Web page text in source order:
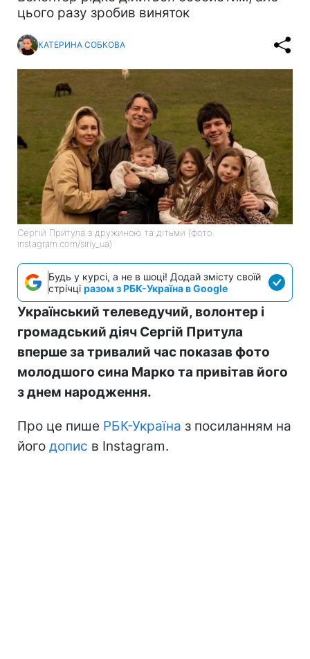
цього разу зробив виняток
КАТЕРИНА СОБКОВА
Сергій Притула з дружиною та дітьми (фото:
instagram.com/siriy_ua)
Будь у курсі, а не в шоці! Додай змісту своїй
стрічці разом з РБК-Україна в Google
Український телеведучий, волонтер і
громадський діяч Сергій Притула
вперше за тривалий час показав фото
молодшого сина Марко та привітав його
з днем народження.
Про це пише РБК-Україна з посиланням на
його допис в Instagram.